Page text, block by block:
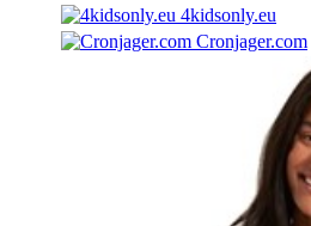
4kidsonly.eu
Cronjager.com